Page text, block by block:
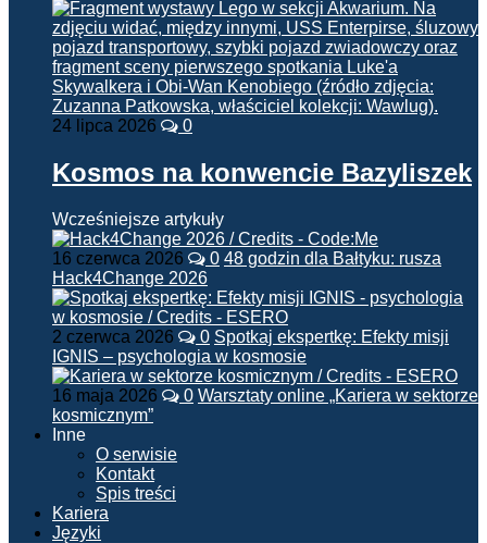
24 lipca 2026 0
Kosmos na konwencie Bazyliszek
Wcześniejsze artykuły
16 czerwca 2026 0 48 godzin dla Bałtyku: rusza
Hack4Change 2026
2 czerwca 2026 0 Spotkaj ekspertkę: Efekty misji
IGNIS – psychologia w kosmosie
16 maja 2026 0 Warsztaty online „Kariera w sektorze
kosmicznym”
Inne
O serwisie
Kontakt
Spis treści
Kariera
Języki